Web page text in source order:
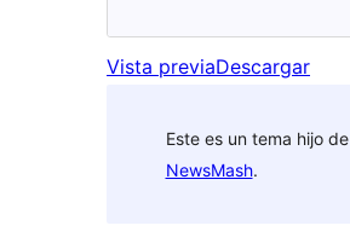
Vista previaDescargar
Este es un tema hijo de
NewsMash.